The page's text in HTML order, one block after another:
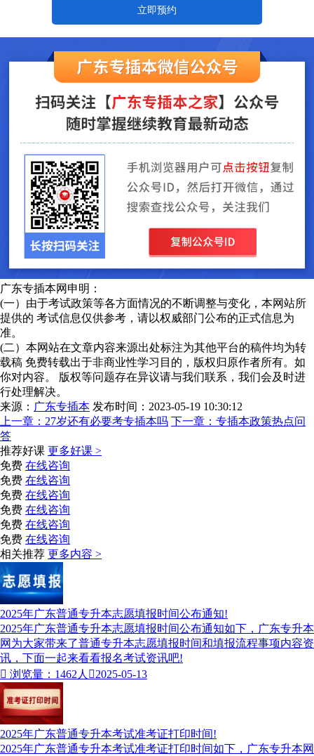
立即预约
广东专插本网申明：
(一）由于考试政策等各方面情况的不断调整与变化，本网站所
提供的 考试信息仅供参考，请以权威部门公布的正式信息为
准。
(二）本网站在文章内容来源出处标注为其他平台的稿件均为转
载稿 免费转载出于非商业性学习目的，版权归原作者所有。如
你对内容。 版权等问题存在异议请与我们联系，我们会及时进
行处理解决。
来源： 广东专插本 发布时间：2023-05-19 10:30:12
上一章： 27岁还有必要考专插本吗 下一章： 专插本政策热点问
答
推荐好课 更多好课 >
免费 在线咨询
免费 在线咨询
免费 在线咨询
免费 在线咨询
免费 在线咨询
免费 在线咨询
相关推荐 更多内容 >
2025年广东普通专升本志愿填报时间公布通知!
2025年广东普通专升本志愿填报时间公布通知​如下，广东专升本
网为大家带来了普通专升本志愿填报时间和填报流程事项内容资
讯，下面一起来看看报名考试资讯吧!
 浏览量：1462人 2025-05-13
2025年广东普通专升本考试准考证打印时间!
2025年广东普通专升本考试准考证打印时间如下，广东专升本网